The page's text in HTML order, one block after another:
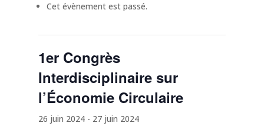
Cet évènement est passé.
1er Congrès
Interdisciplinaire sur
l’Économie Circulaire
26 juin 2024- 27 juin 2024